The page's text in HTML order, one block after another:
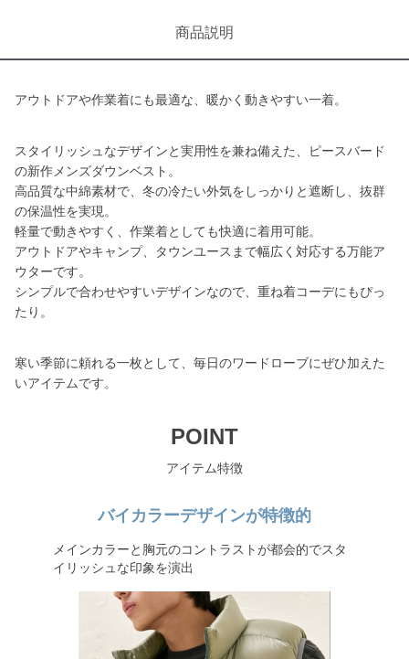
商品説明
アウトドアや作業着にも最適な、暖かく動きやすい一着。
スタイリッシュなデザインと実用性を兼ね備えた、ピースバード
の新作メンズダウンベスト。
高品質な中綿素材で、冬の冷たい外気をしっかりと遮断し、抜群
の保温性を実現。
軽量で動きやすく、作業着としても快適に着用可能。
アウトドアやキャンプ、タウンユースまで幅広く対応する万能ア
ウターです。
シンプルで合わせやすいデザインなので、重ね着コーデにもぴっ
たり。
寒い季節に頼れる一枚として、毎日のワードローブにぜひ加えた
いアイテムです。
POINT
アイテム特徴
バイカラーデザインが特徴的
メインカラーと胸元のコントラストが都会的でスタ
イリッシュな印象を演出